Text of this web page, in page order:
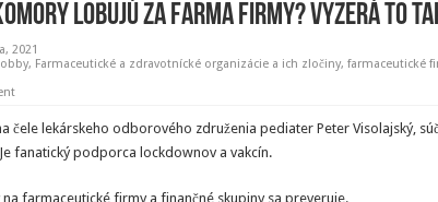
lobujú za farma firmy? Vyzerá to
2021
, Farmaceutické a zdravotnícké organizácie a ich zločiny, farmaceutické
čele lekárskeho odborového združenia pediater Peter Visolajský,
fanatický podporca lockdownov a vakcín.
farmaceutické firmy a finančné skupiny sa preveruje.